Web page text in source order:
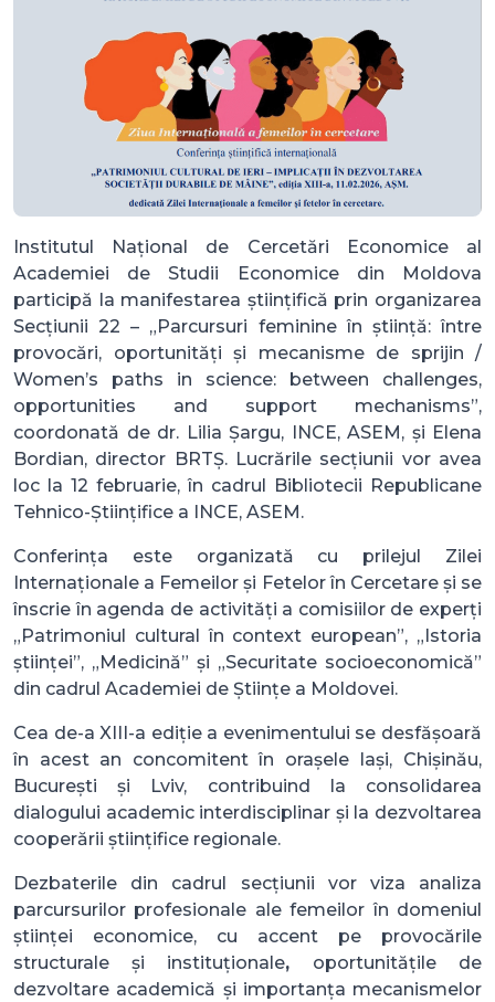
Institutul Național de Cercetări Economice al
Academiei de Studii Economice din Moldova
participă la manifestarea științifică prin organizarea
Secțiunii 22 – „Parcursuri feminine în știință: între
provocări, oportunități și mecanisme de sprijin /
Women’s paths in science: between challenges,
opportunities and support mechanisms”,
coordonată de dr. Lilia Șargu, INCE, ASEM, și Elena
Bordian, director BRTȘ. Lucrările secțiunii vor avea
loc la 12 februarie, în cadrul Bibliotecii Republicane
Tehnico-Științifice a INCE, ASEM.
Conferința este organizată cu prilejul Zilei
Internaționale a Femeilor și Fetelor în Cercetare și se
înscrie în agenda de activități a comisiilor de experți
„Patrimoniul cultural în context european”, „Istoria
științei”, „Medicină” și „Securitate socioeconomică”
din cadrul Academiei de Științe a Moldovei.
Cea de-a XIII-a ediție a evenimentului se desfășoară
în acest an concomitent în orașele Iași, Chișinău,
București și Lviv, contribuind la consolidarea
dialogului academic interdisciplinar și la dezvoltarea
cooperării științifice regionale.
Dezbaterile din cadrul secțiunii vor viza analiza
parcursurilor profesionale ale femeilor în domeniul
științei economice, cu accent pe provocările
structurale și instituționale, oportunitățile de
dezvoltare academică și importanța mecanismelor